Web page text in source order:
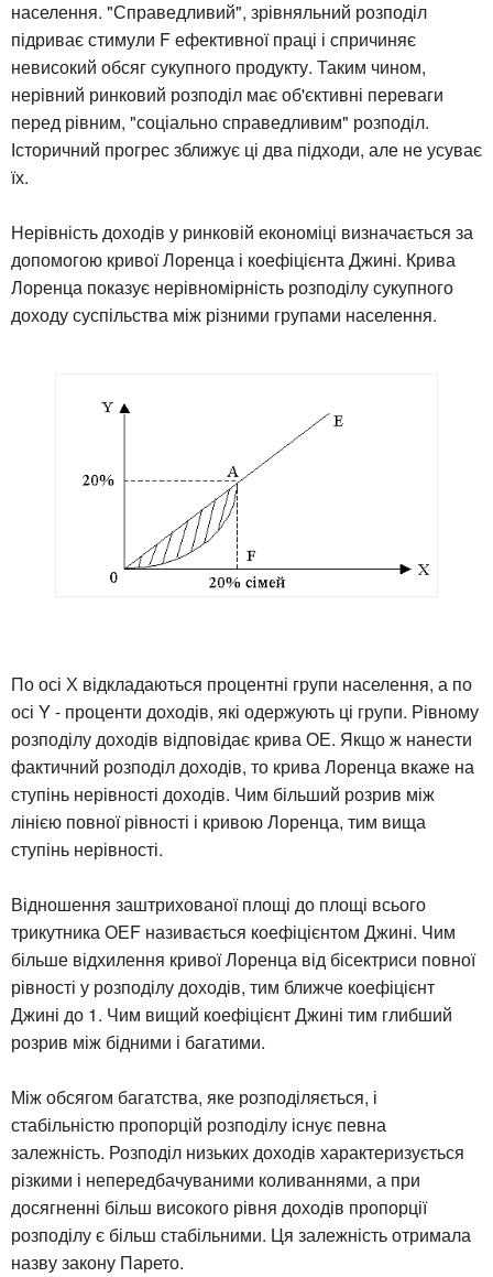
населення. "Справедливий", зрівняльний розподіл
підриває стимули F ефективної праці і спричиняє
невисокий обсяг сукупного продукту. Таким чином,
нерівний ринковий розподіл має об'єктивні переваги
перед рівним, "соціально справедливим" розподіл.
Історичний прогрес зближує ці два підходи, але не усуває
їх.
Нерівність доходів у ринковій економіці визначається за
допомогою кривої Лоренца і коефіцієнта Джині. Крива
Лоренца показує нерівномірність розподілу сукупного
доходу суспільства між різними групами населення.
По осі Х відкладаються процентні групи населення, а по
осі Y - проценти доходів, які одержують ці групи. Рівному
розподілу доходів відповідає крива ОЕ. Якщо ж нанести
фактичний розподіл доходів, то крива Лоренца вкаже на
ступінь нерівності доходів. Чим більший розрив між
лінією повної рівності і кривою Лоренца, тим вища
ступінь нерівності.
Відношення заштрихованої площі до площі всього
трикутника ОЕF називається коефіцієнтом Джині. Чим
більше відхилення кривої Лоренца від бісектриси повної
рівності у розподілу доходів, тим ближче коефіцієнт
Джині до 1. Чим вищий коефіцієнт Джині тим глибший
розрив між бідними і багатими.
Між обсягом багатства, яке розподіляється, і
стабільністю пропорцій розподілу існує певна
залежність. Розподіл низьких доходів характеризується
різкими і непередбачуваними коливаннями, а при
досягненні більш високого рівня доходів пропорції
розподілу є більш стабільними. Ця залежність отримала
назву закону Парето.